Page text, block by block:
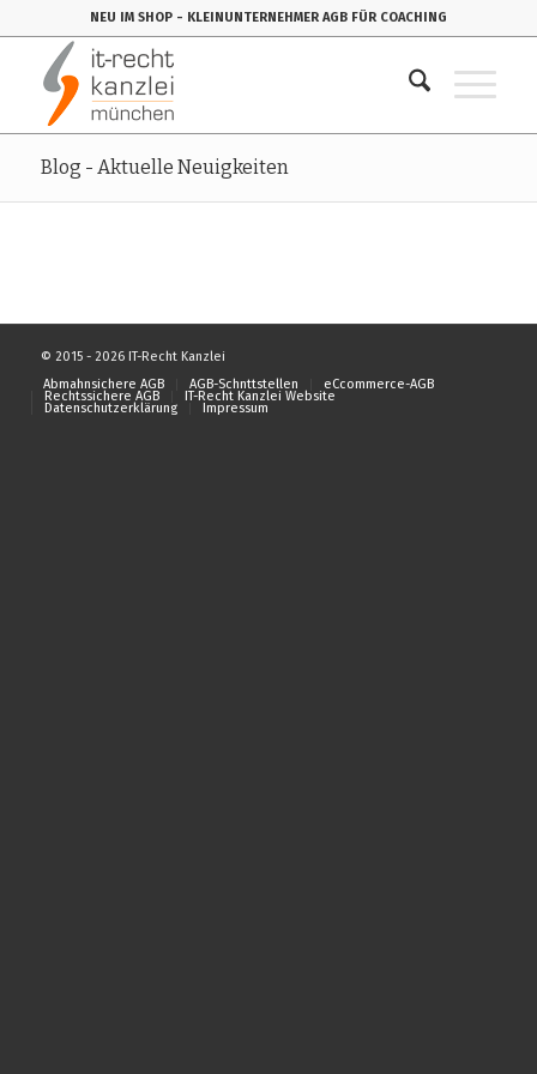
NEU IM SHOP - KLEINUNTERNEHMER AGB FÜR COACHING
Blog - Aktuelle Neuigkeiten
© 2015 - 2026 IT-Recht Kanzlei
Abmahnsichere AGB
AGB-Schnttstellen eCcommerce-AGB
Rechtssichere AGB IT-Recht Kanzlei Website
Datenschutzerklärung Impressum